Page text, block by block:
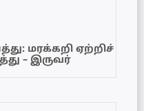
மரக்கறி ஏற்றிச்
– இருவர்